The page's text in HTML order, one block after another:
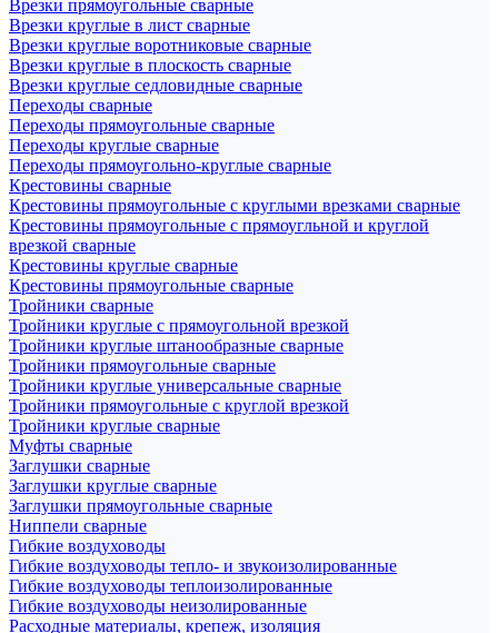
Врезки прямоугольные сварные
Врезки круглые в лист сварные
Врезки круглые воротниковые сварные
Врезки круглые в плоскость сварные
Врезки круглые седловидные сварные
Переходы сварные
Переходы прямоугольные сварные
Переходы круглые сварные
Переходы прямоугольно-круглые сварные
Крестовины сварные
Крестовины прямоугольные с круглыми врезками сварные
Крестовины прямоугольные с прямоугльной и круглой
врезкой сварные
Крестовины круглые сварные
Крестовины прямоугольные сварные
Тройники сварные
Тройники круглые с прямоугольной врезкой
Тройники круглые штанообразные сварные
Тройники прямоугольные сварные
Тройники круглые универсальные сварные
Тройники прямоугольные с круглой врезкой
Тройники круглые сварные
Муфты сварные
Заглушки сварные
Заглушки круглые сварные
Заглушки прямоугольные сварные
Ниппели сварные
Гибкие воздуховоды
Гибкие воздуховоды тепло- и звукоизолированные
Гибкие воздуховоды теплоизолированные
Гибкие воздуховоды неизолированные
Расходные материалы, крепеж, изоляция